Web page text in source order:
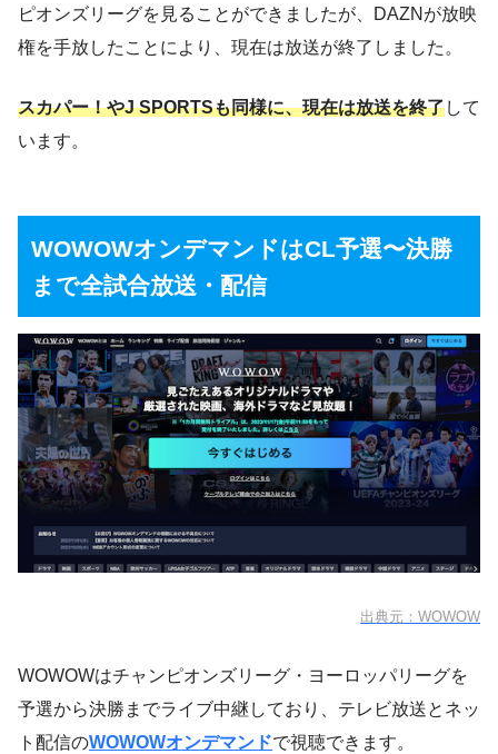
ピオンズリーグを見ることができましたが、DAZNが放映
権を手放したことにより、 現在は放送が終了しました。
スカパー！やJ SPORTSも同様に、現在は放送を終了して
います。
WOWOWオンデマンドはCL予選〜決勝
まで全試合放送・配信
出典元：WOWOW
WOWOWはチャンピオンズリーグ・ヨーロッパリーグを
予選から決勝までライブ中継しており、テレビ放送とネッ
ト配信のWOWOWオンデマンドで視聴できます。